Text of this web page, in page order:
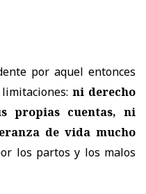
por aquel entonces
ni derecho
propias cuentas, ni
de vida mucho
los partos y los malos